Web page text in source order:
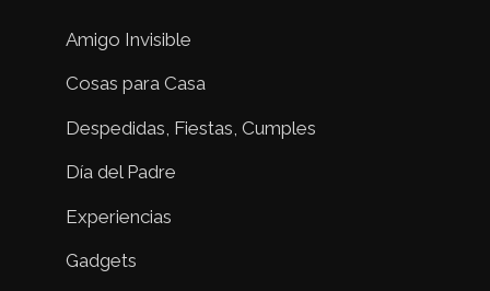
Amigo Invisible
Cosas para Casa
Despedidas, Fiestas, Cumples
Día del Padre
Experiencias
Gadgets